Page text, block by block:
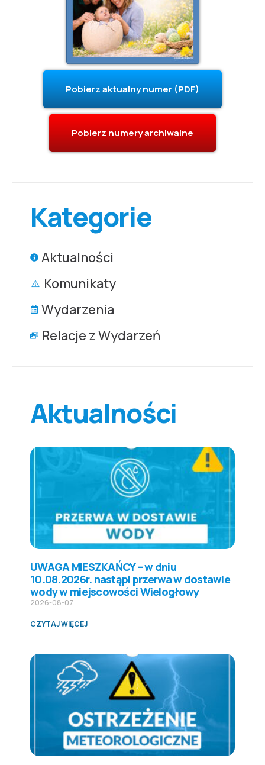
Pobierz aktualny numer (PDF)
Pobierz numery archiwalne
Kategorie
Aktualności
Komunikaty
Wydarzenia
Relacje z Wydarzeń
Aktualności
UWAGA MIESZKAŃCY – w dniu
10.08.2026r. nastąpi przerwa w dostawie
wody w miejscowości Wielogłowy
2026-08-07
CZYTAJ WIĘCEJ